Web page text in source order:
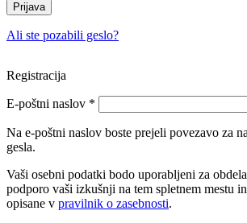
Prijava
Ali ste pozabili geslo?
Registracija
E-poštni naslov *
Na e-poštni naslov boste prejeli povezavo za
gesla.
Vaši osebni podatki bodo uporabljeni za
podporo vaši izkušnji na tem spletnem mestu
opisane v pravilnik o zasebnosti.